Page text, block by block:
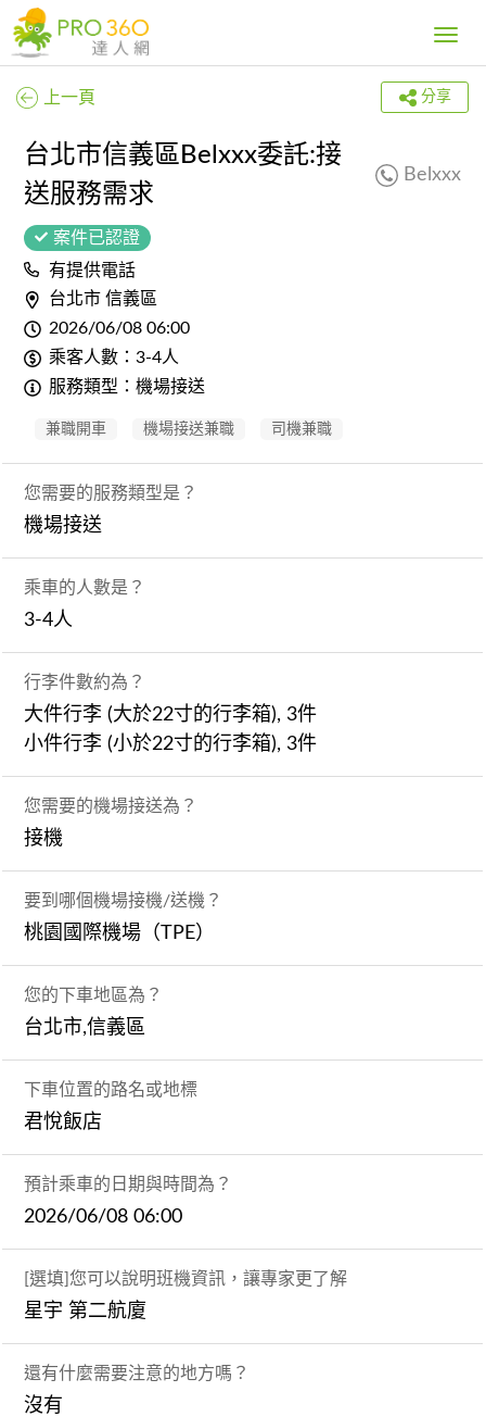
Toggle
上一頁 分享
台北市信義區Belxxx委託:接
送服務需求
Belxxx
案件已認證
有提供電話
台北市 信義區
2026/06/08 06:00
乘客人數：3-4人
服務類型：機場接送
兼職開車 機場接送兼職 司機兼職
您需要的服務類型是？
機場接送
乘車的人數是？
3-4人
行李件數約為？
大件行李 (大於22寸的行李箱), 3件
小件行李 (小於22寸的行李箱), 3件
您需要的機場接送為？
接機
要到哪個機場接機/送機？
桃園國際機場（TPE）
您的下車地區為？
台北市,信義區
下車位置的路名或地標
君悅飯店
預計乘車的日期與時間為？
2026/06/08 06:00
[選填]您可以說明班機資訊，讓專家更了解
星宇 第二航廈
還有什麼需要注意的地方嗎？
沒有